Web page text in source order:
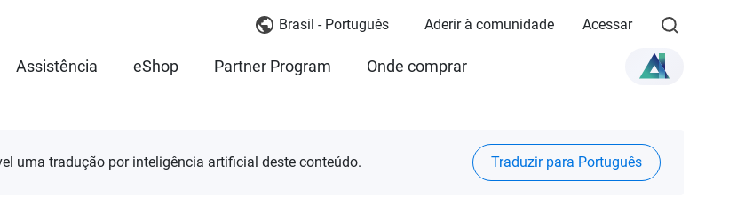
Brasil - Português Aderir à comunidade Acessar
Assistência eShop Partner Program Onde comprar
uma tradução por inteligência artificial deste conteúdo. Traduzir para Português